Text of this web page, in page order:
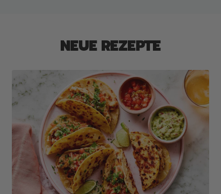
NEUE REZEPTE